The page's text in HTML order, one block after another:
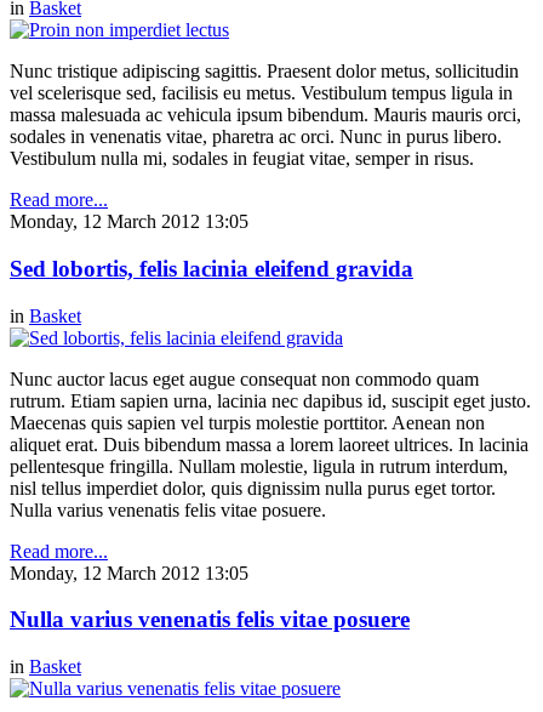
in Basket
Nunc tristique adipiscing sagittis. Praesent dolor metus, sollicitudin
vel scelerisque sed, facilisis eu metus. Vestibulum tempus ligula in
massa malesuada ac vehicula ipsum bibendum. Mauris mauris orci,
sodales in venenatis vitae, pharetra ac orci. Nunc in purus libero.
Vestibulum nulla mi, sodales in feugiat vitae, semper in risus.
Read more...
Monday, 12 March 2012 13:05
Sed lobortis, felis lacinia eleifend gravida
in Basket
Nunc auctor lacus eget augue consequat non commodo quam
rutrum. Etiam sapien urna, lacinia nec dapibus id, suscipit eget justo.
Maecenas quis sapien vel turpis molestie porttitor. Aenean non
aliquet erat. Duis bibendum massa a lorem laoreet ultrices. In lacinia
pellentesque fringilla. Nullam molestie, ligula in rutrum interdum,
nisl tellus imperdiet dolor, quis dignissim nulla purus eget tortor.
Nulla varius venenatis felis vitae posuere.
Read more...
Monday, 12 March 2012 13:05
Nulla varius venenatis felis vitae posuere
in Basket